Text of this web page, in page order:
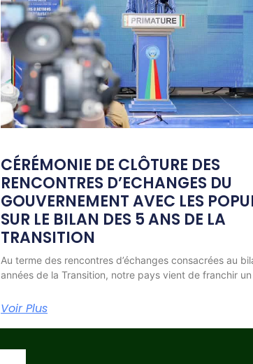
CÉRÉMONIE DE CLÔTURE DES
RENCONTRES D’ECHANGES DU
GOUVERNEMENT AVEC LES
SUR LE BILAN DES 5 ANS DE LA
TRANSITION
Au terme des rencontres d’échanges consacrées au
années de la Transition, notre pays vient de franchir un
Voir Plus